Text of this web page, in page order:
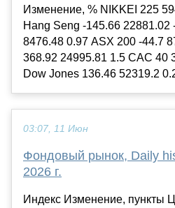
Изменение, % NIKKEI 225
Hang Seng -145.66 22881.02
8476.48 0.97 ASX 200 -44.7
368.92 24995.81 1.5 CAC 40
Dow Jones 136.46 52319.2
03:07, 11 Июн
Фондовый рынок, Daily
2026 г.
Индекс Изменение, пункты